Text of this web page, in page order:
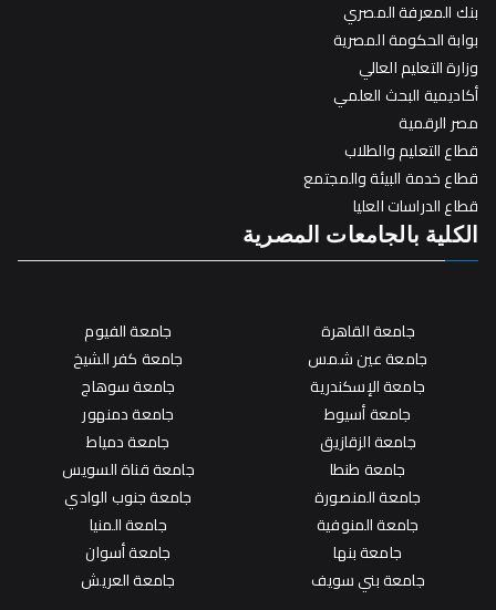
بنك المعرفة المصري
بوابة الحكومة المصرية
وزارة التعليم العالي
أكاديمية البحث العلمي
مصر الرقمية
قطاع التعليم والطلاب
قطاع خدمة البيئة والمجتمع
قطاع الدراسات العليا
الكلية بالجامعات المصرية
جامعة القاهرة
جامعة عين شمس
جامعة الإسكندرية
جامعة أسيوط
جامعة الزقازيق
جامعة طنطا
جامعة المنصورة
جامعة المنوفية
جامعة بنها
جامعة بني سويف
جامعة الفيوم
جامعة كفر الشيخ
جامعة سوهاج
جامعة دمنهور
جامعة دمياط
جامعة قناة السويس
جامعة جنوب الوادي
جامعة المنيا
جامعة أسوان
جامعة العريش